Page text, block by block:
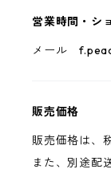
営業時間・シ
メール
販売価格
販売価格は、
また、別途配